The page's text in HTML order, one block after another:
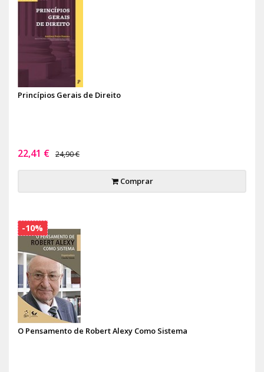
Princípios Gerais de Direito
22,41 € 24,90 €
Comprar
O Pensamento de Robert Alexy Como Sistema
-10%